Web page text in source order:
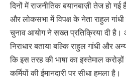
दिनों में राजनीतिक बयानबाज़ी तेज हो
और लोकसभा में विपक्ष के नेता राहुल गांधी
चुनाव आयोग ने सख्त प्रतिक्रिया दी
निराधार बताया बल्कि राहुल गांधी और
कि इस तरह की भाषा का इस्तेमाल
कर्मियों की ईमानदारी पर सीधा हमला है।